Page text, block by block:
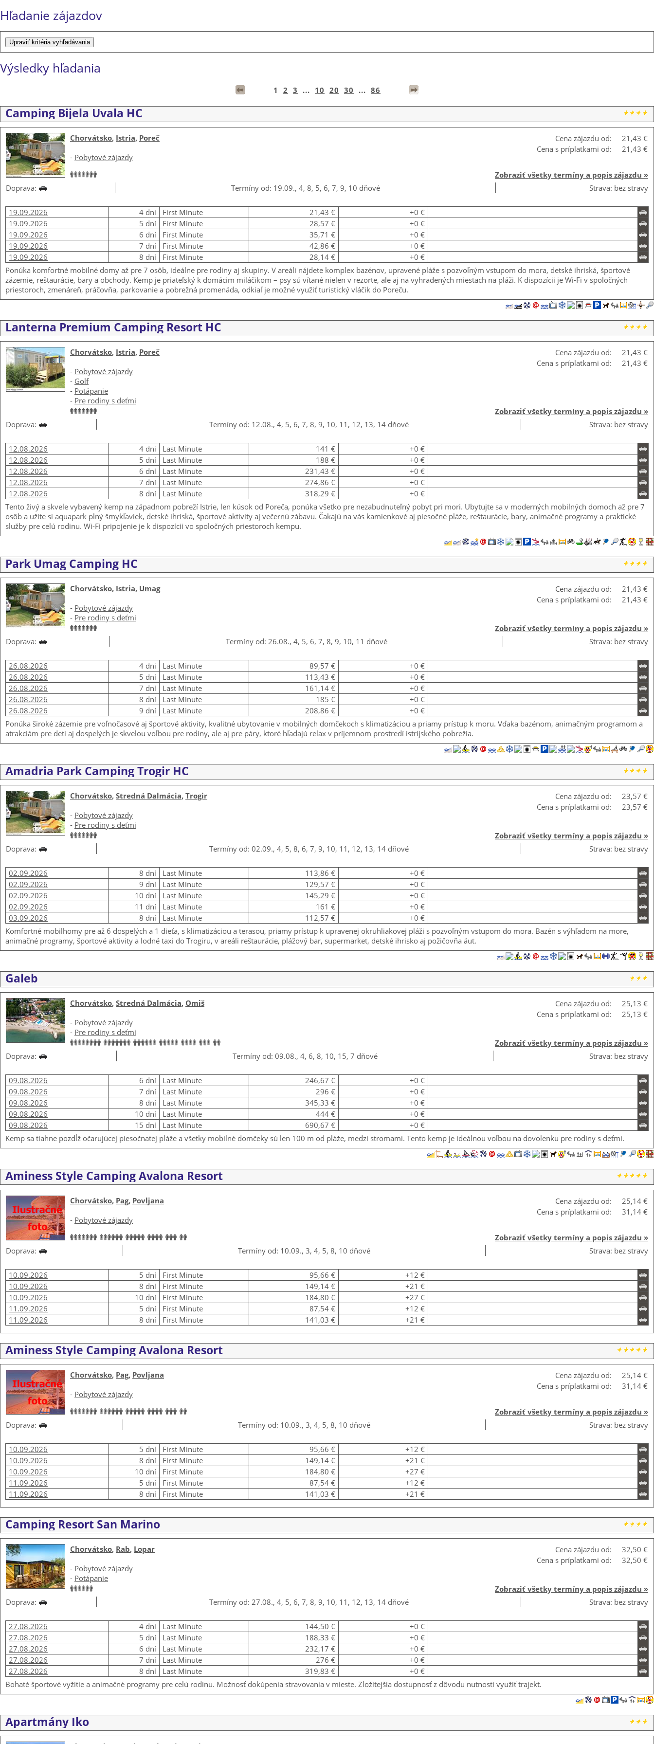
Hľadanie zájazdov
Výsledky hľadania
1 2 3 ... 10 20 30 ... 86
Camping Bijela Uvala HC
Cena zájazdu od:
21,43 €
Cena s príplatkami od:
21,43 €
Chorvátsko, Istria, Poreč
- Pobytové zájazdy
Zobraziť všetky termíny a popis zájazdu »
Doprava:
Termíny od: 19.09., 4, 8, 5, 6, 7, 9, 10 dňové Strava: bez stravy
19.09.2026 4 dni First Minute 21,43 €
+0 €
19.09.2026
5 dní First Minute 28,57 €
+0 €
19.09.2026
6 dní First Minute 35,71 €
+0 €
19.09.2026
7 dní First Minute 42,86 €
+0 €
19.09.2026
8 dní First Minute 28,14 €
+0 €
Ponúka komfortné mobilné domy až pre 7 osôb, ideálne pre rodiny aj skupiny. V areáli nájdete komplex bazénov, upravené pláže s pozvoľným vstupom do mora, detské ihriská, športové
zázemie, reštaurácie, bary a obchody. Kemp je priateľský k domácim miláčikom – psy sú vítané nielen v rezorte, ale aj na vyhradených miestach na pláži. K dispozícii je Wi-Fi v spoločných
priestoroch, zmenáreň, práčovňa, parkovanie a pobrežná promenáda, odkiaľ je možné využiť turistický vláčik do Poreču.
Lanterna Premium Camping Resort HC
Cena zájazdu od:
21,43 €
Cena s príplatkami od:
21,43 €
Chorvátsko, Istria, Poreč
- Pobytové zájazdy
- Golf
- Potápanie
- Pre rodiny s deťmi
Zobraziť všetky termíny a popis zájazdu »
Doprava:
Termíny od: 12.08., 4, 5, 6, 7, 8, 9, 10, 11, 12, 13, 14 dňové Strava: bez stravy
12.08.2026 4 dni Last Minute 141 €
+0 €
12.08.2026
5 dní Last Minute 188 €
+0 €
12.08.2026
6 dní Last Minute 231,43 €
+0 €
12.08.2026
7 dní Last Minute 274,86 €
+0 €
12.08.2026
8 dní Last Minute 318,29 €
+0 €
Tento živý a skvele vybavený kemp na západnom pobreží Istrie, len kúsok od Poreča, ponúka všetko pre nezabudnuteľný pobyt pri mori. Ubytujte sa v moderných mobilných domoch až pre 7
osôb a užite si aquapark plný šmykľaviek, detské ihriská, športové aktivity aj večernú zábavu. Čakajú na vás kamienkové aj piesočné pláže, reštaurácie, bary, animačné programy a praktické
služby pre celú rodinu. Wi-Fi pripojenie je k dispozícii vo spoločných priestoroch kempu.
Park Umag Camping HC
Cena zájazdu od:
21,43 €
Cena s príplatkami od:
21,43 €
Chorvátsko, Istria, Umag
- Pobytové zájazdy
- Pre rodiny s deťmi
Zobraziť všetky termíny a popis zájazdu »
Doprava:
Termíny od: 26.08., 4, 5, 6, 7, 8, 9, 10, 11 dňové Strava: bez stravy
26.08.2026 4 dni Last Minute 89,57 €
+0 €
26.08.2026
5 dní Last Minute 113,43 €
+0 €
26.08.2026
7 dní Last Minute 161,14 €
+0 €
26.08.2026
8 dní Last Minute 185 €
+0 €
26.08.2026
9 dní Last Minute 208,86 €
+0 €
Ponúka široké zázemie pre voľnočasové aj športové aktivity, kvalitné ubytovanie v mobilných domčekoch s klimatizáciou a priamy prístup k moru. Vďaka bazénom, animačným programom a
atrakciám pre deti aj dospelých je skvelou voľbou pre rodiny, ale aj pre páry, ktoré hľadajú relax v príjemnom prostredí istrijského pobrežia.
Amadria Park Camping Trogir HC
Cena zájazdu od:
23,57 €
Cena s príplatkami od:
23,57 €
Chorvátsko, Stredná Dalmácia, Trogir
- Pobytové zájazdy
- Pre rodiny s deťmi
Zobraziť všetky termíny a popis zájazdu »
Doprava:
Termíny od: 02.09., 4, 5, 8, 6, 7, 9, 10, 11, 12, 13, 14 dňové Strava: bez stravy
02.09.2026 8 dní Last Minute 113,86 €
+0 €
02.09.2026
9 dní Last Minute 129,57 €
+0 €
02.09.2026
10 dní Last Minute 145,29 €
+0 €
02.09.2026
11 dní Last Minute 161 €
+0 €
03.09.2026
8 dní Last Minute 112,57 €
+0 €
Komfortné mobilhomy pre až 6 dospelých a 1 dieťa, s klimatizáciou a terasou, priamy prístup k upravenej okruhliakovej pláži s pozvoľným vstupom do mora. Bazén s výhľadom na more,
animačné programy, športové aktivity a lodné taxi do Trogiru, v areáli reštaurácie, plážový bar, supermarket, detské ihrisko aj požičovňa áut.
Galeb
Cena zájazdu od:
25,13 €
Cena s príplatkami od:
25,13 €
Chorvátsko, Stredná Dalmácia, Omiš
- Pobytové zájazdy
- Pre rodiny s deťmi
Zobraziť všetky termíny a popis zájazdu »
Doprava:
Termíny od: 09.08., 4, 6, 8, 10, 15, 7 dňové Strava: bez stravy
09.08.2026 6 dní Last Minute 246,67 €
+0 €
09.08.2026
7 dní Last Minute 296 €
+0 €
09.08.2026
8 dní Last Minute 345,33 €
+0 €
09.08.2026
10 dní Last Minute 444 €
+0 €
09.08.2026
15 dní Last Minute 690,67 €
+0 €
Kemp sa tiahne pozdĺž očarujúcej piesočnatej pláže a všetky mobilné domčeky sú len 100 m od pláže, medzi stromami. Tento kemp je ideálnou voľbou na dovolenku pre rodiny s deťmi.
Aminess Style Camping Avalona Resort
Cena zájazdu od:
25,14 €
Cena s príplatkami od:
31,14 €
Chorvátsko, Pag, Povljana
- Pobytové zájazdy
Zobraziť všetky termíny a popis zájazdu »
Doprava:
Termíny od: 10.09., 3, 4, 5, 8, 10 dňové Strava: bez stravy
10.09.2026 5 dní First Minute 95,66 €
+12 €
10.09.2026
8 dní First Minute 149,14 €
+21 €
10.09.2026
10 dní First Minute 184,80 €
+27 €
11.09.2026
5 dní First Minute 87,54 €
+12 €
11.09.2026
8 dní First Minute 141,03 € +21 €
Aminess Style Camping Avalona Resort
Cena zájazdu od:
25,14 €
Cena s príplatkami od:
31,14 €
Chorvátsko, Pag, Povljana
- Pobytové zájazdy
Zobraziť všetky termíny a popis zájazdu »
Doprava:
Termíny od: 10.09., 3, 4, 5, 8, 10 dňové Strava: bez stravy
10.09.2026 5 dní First Minute 95,66 €
+12 €
10.09.2026
8 dní First Minute 149,14 €
+21 €
10.09.2026
10 dní First Minute 184,80 €
+27 €
11.09.2026
5 dní First Minute 87,54 €
+12 €
11.09.2026
8 dní First Minute 141,03 € +21 €
Camping Resort San Marino
Cena zájazdu od:
32,50 €
Cena s príplatkami od:
32,50 €
Chorvátsko, Rab, Lopar
- Pobytové zájazdy
- Potápanie
Zobraziť všetky termíny a popis zájazdu »
Doprava:
Termíny od: 27.08., 4, 5, 6, 7, 8, 9, 10, 11, 12, 13, 14 dňové Strava: bez stravy
27.08.2026 4 dni Last Minute 144,50 €
+0 €
27.08.2026
5 dní Last Minute 188,33 €
+0 €
27.08.2026
6 dní Last Minute 232,17 €
+0 €
27.08.2026
7 dní Last Minute 276 €
+0 €
27.08.2026
8 dní Last Minute 319,83 €
+0 €
Bohaté športové vyžitie a animačné programy pre celú rodinu. Možnosť dokúpenia stravovania v mieste. Zložitejšia dostupnosť z dôvodu nutnosti využiť trajekt.
Apartmány Iko